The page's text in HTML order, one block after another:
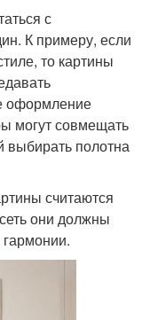
с
К примеру, если
то картины
оформление
могут совмещать
выбирать полотна
считаются
они должны